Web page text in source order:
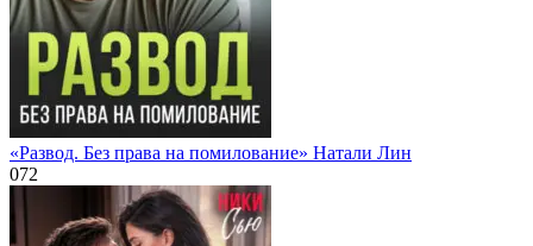
«Развод. Без права на помилование» Натали Лин
072